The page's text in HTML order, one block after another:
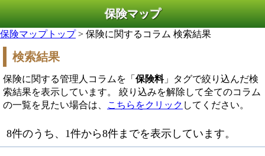
保険マップ
保険マップトップ> 保険に関するコラム 検索結果
検索結果
保険に関する管理人コラムを「 保険料」タグで絞り込んだ検
索結果を表示しています。 絞り込みを解除して全てのコラム
の一覧を見たい場合は、
こちらをクリック してください。
8件のうち、1件から8件までを表示しています。